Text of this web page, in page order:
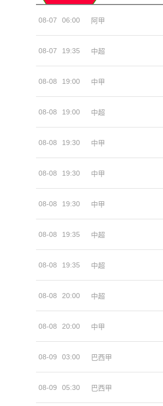
08-07 06:00 阿甲
08-07 19:35 中超
08-08 19:00 中甲
08-08 19:00 中超
08-08 19:30 中甲
08-08 19:30 中甲
08-08 19:30 中甲
08-08 19:35 中超
08-08 19:35 中超
08-08 20:00 中超
08-08 20:00 中甲
08-09 03:00 巴西甲
08-09 05:30 巴西甲